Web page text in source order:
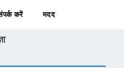
करें मदद